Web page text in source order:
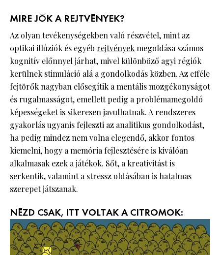
MIRE JÓK A REJTVÉNYEK?
Az olyan tevékenységekben való részvétel, mint az
optikai illúziók és egyéb rejtvényekmegoldása számos
kognitív előnnyel járhat, mivel különböző agyi régiók
kerülnek stimuláció alá a gondolkodás közben. Az efféle
fejtörők nagyban elősegítik a mentális mozgékonyságot
és rugalmasságot, emellett pedig a problémamegoldó
képességeket is sikeresen javulhatnak. A rendszeres
gyakorlás ugyanis fejleszti az analitikus gondolkodást,
ha pedig mindez nem volna elegendő, akkor fontos
kiemelni, hogy a memória fejlesztésére is kiválóan
alkalmasak ezek a játékok. Sőt, a kreativitást is
serkentik, valamint a stressz oldásában is hatalmas
szerepet játszanak.
NÉZD CSAK, ITT VOLTAK A CITROMOK: